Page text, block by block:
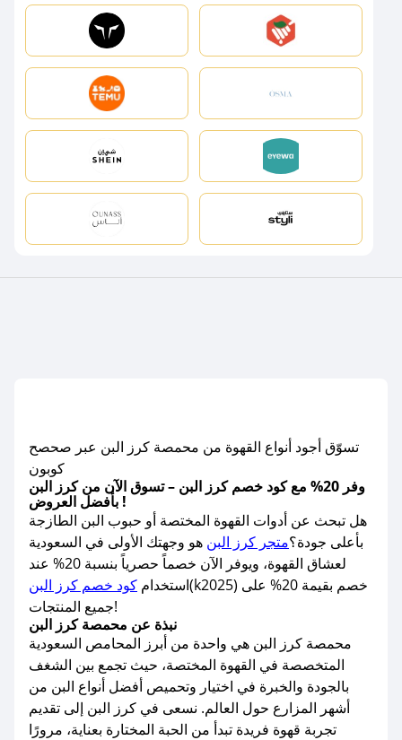
تسوّق أجود أنواع القهوة من محمصة كرز البن عبر صحصح
كوبون
وفر 20% مع كود خصم كرز البن – تسوق الآن من كرز البن
بأفضل العروض !
هل تبحث عن أدوات القهوة المختصة أو حبوب البن الطازجة
بأعلى جودة؟متجر كرز البن هو وجهتك الأولى في السعودية
لعشاق القهوة، ويوفر الآن خصماً حصرياً بنسبة 20% عند
استخدام كود خصم كرز البن
(k2025) خصم بقيمة 20% على
جميع المنتجات!
محمصة كرز البن هي واحدة من أبرز المحامص السعودية
المتخصصة في القهوة المختصة، حيث تجمع بين الشغف
بالجودة والخبرة في اختيار وتحميص أفضل أنواع البن من
أشهر المزارع حول العالم. نسعى في كرز البن إلى تقديم
تجربة قهوة فريدة تبدأ من الحبة المختارة بعناية، مرورًا